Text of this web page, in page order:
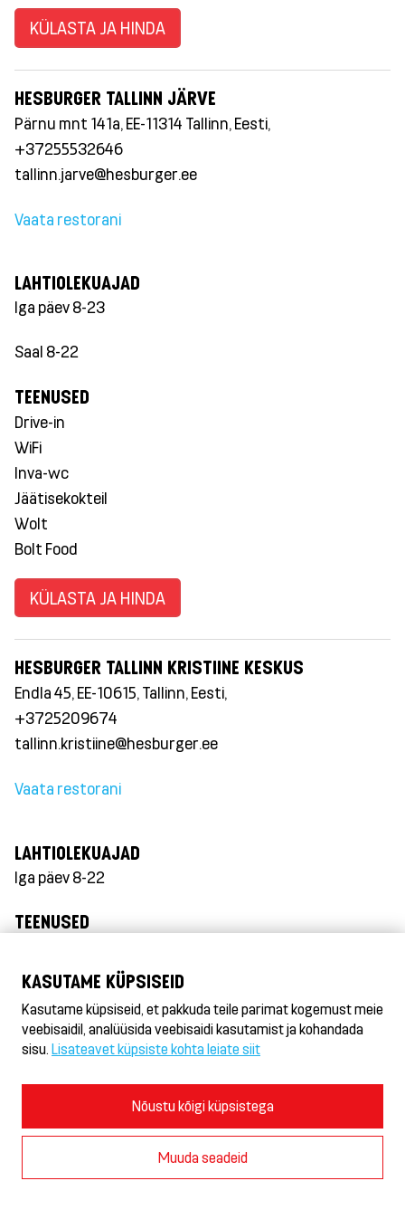
KÜLASTA JA HINDA
HESBURGER TALLINN JÄRVE
Pärnu mnt 141a, EE-11314 Tallinn, Eesti,
+37255532646
tallinn.jarve@hesburger.ee
Vaata restorani
LAHTIOLEKUAJAD
Iga päev 8-23
Saal 8-22
TEENUSED
Drive-in
WiFi
Inva-wc
Jäätisekokteil
Wolt
Bolt Food
KÜLASTA JA HINDA
HESBURGER TALLINN KRISTIINE KESKUS
Endla 45, EE-10615, Tallinn, Eesti,
+3725209674
tallinn.kristiine@hesburger.ee
Vaata restorani
LAHTIOLEKUAJAD
Iga päev 8-22
TEENUSED
Jäätisekokteil
Bolt Food
HESBURGER TALLINN LAAGRI
Pärnu mnt 453F, EE-10916 Tallinn, Eesti,
KASUTAME KÜPSISEID
Kasutame küpsiseid, et pakkuda teile parimat kogemust meie
veebisaidil, analüüsida veebisaidi kasutamist ja kohandada
sisu. Lisateavet küpsiste kohta leiate siit
Nõustu kõigi küpsistega
Muuda seadeid